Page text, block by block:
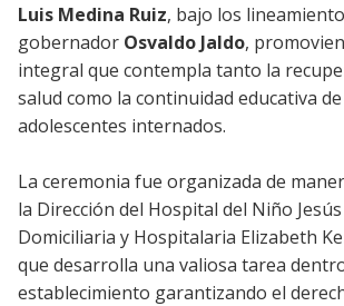
Luis Medina Ruiz, bajo los
gobernador Osvaldo Jaldo,
integral que contempla tanto la
salud como la continuidad educativa
adolescentes internados.
La ceremonia fue organizada de
la Dirección del Hospital del Niño Jesús
Domiciliaria y Hospitalaria Elizabeth
que desarrolla una valiosa tarea
establecimiento garantizando el